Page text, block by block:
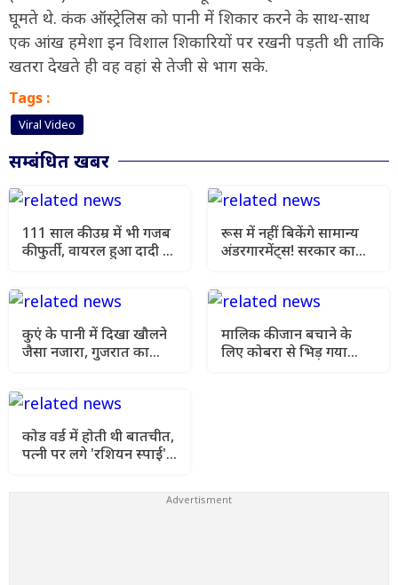
घूमते थे. कंक ऑस्ट्रेलिस को पानी में शिकार करने के साथ-साथ
एक आंख हमेशा इन विशाल शिकारियों पर रखनी पड़ती थी ताकि
खतरा देखते ही वह वहां से तेजी से भाग सके.
Tags :
Viral Video
सम्बंधित खबर
111 साल की उम्र में भी गजब
की फुर्ती, वायरल हुआ दादी की
रूस में नहीं बिकेंगे सामान्य
अंडरगारमेंट्स! सरकार का
कुएं के पानी में दिखा खौलने
जैसा नजारा, गुजरात का
मालिक की जान बचाने के
लिए कोबरा से भिड़ गया
कोड वर्ड में होती थी बातचीत,
पत्नी पर लगे 'रशियन स्पाई'